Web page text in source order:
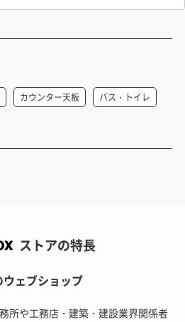
カウンター天板 バス・トイレ
ストアの特長
ウェブショップ
所や工務店・建築・建設業界関係者